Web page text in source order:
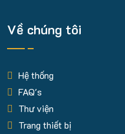
Về chúng tôi
Hệ thống
FAQ's
Thư viện
Trang thiết bị